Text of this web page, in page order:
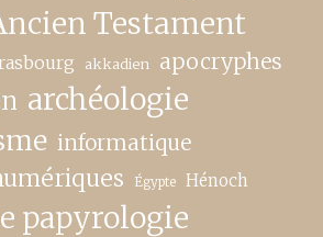
Testament
akkadien apocryphes
archéologie
informatique
Égypte Hénoch
papyrologie